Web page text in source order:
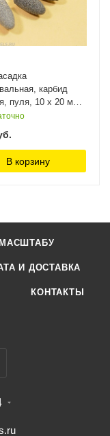
карбид
пуля, 10 х 20 мм,
блистер Jas
В корзину
И ДОСТАВКА
КОНТАКТЫ